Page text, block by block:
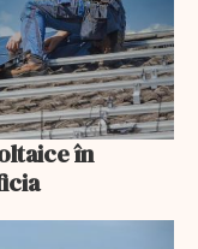
în